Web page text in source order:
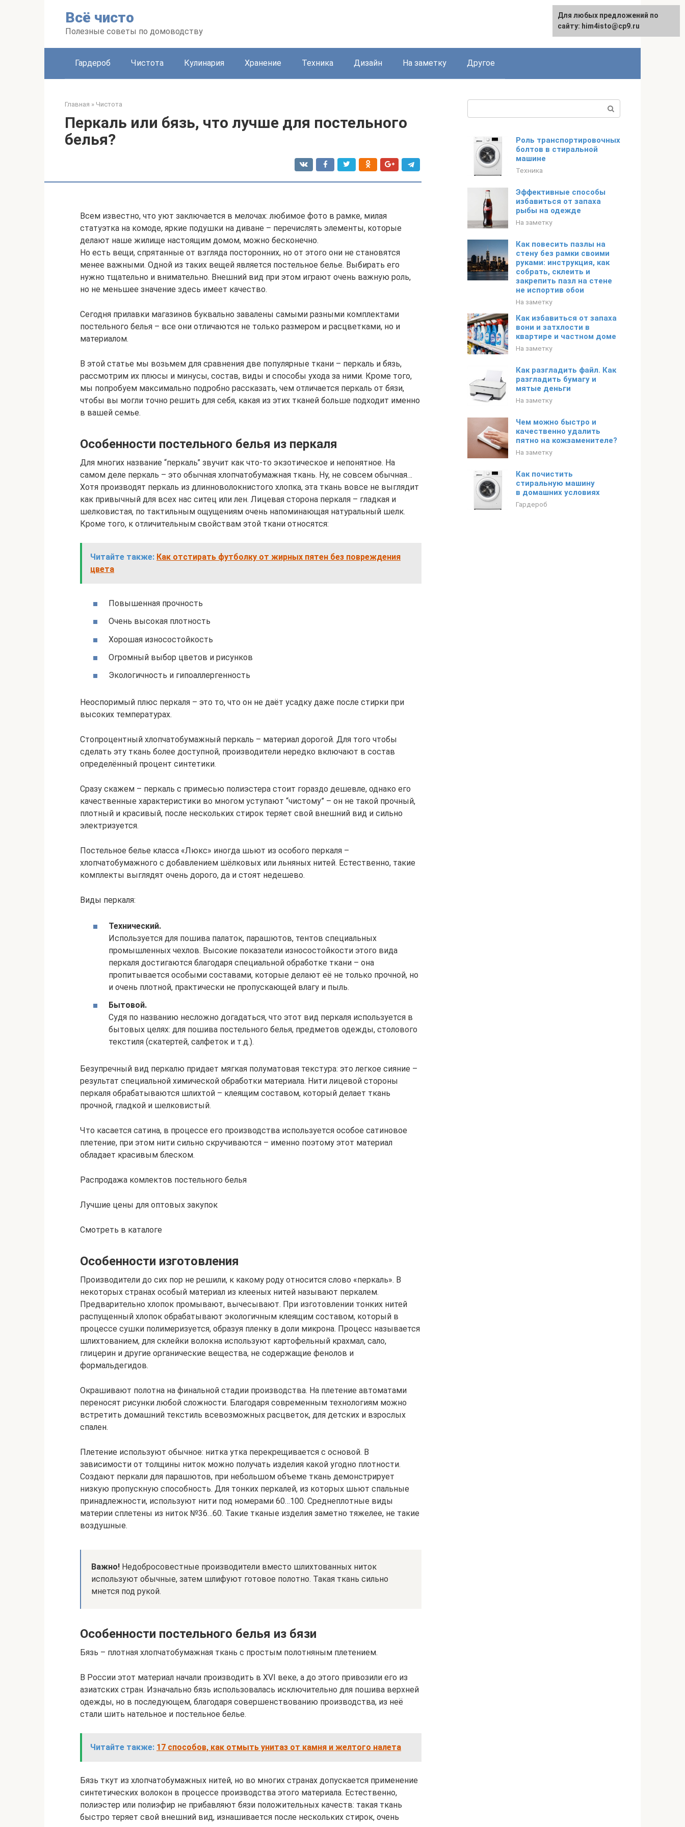
Всё чисто
Полезные советы по домоводству
Гардероб Чистота Кулинария Хранение Техника Дизайн На заметку Другое
Главная » Чистота
Перкаль или бязь, что лучше для постельного
белья?
Всем известно, что уют заключается в мелочах: любимое фото в рамке, милая
статуэтка на комоде, яркие подушки на диване – перечислять элементы, которые
делают наше жилище настоящим домом, можно бесконечно.
Но есть вещи, спрятанные от взгляда посторонних, но от этого они не становятся
менее важными. Одной из таких вещей является постельное белье. Выбирать его
нужно тщательно и внимательно. Внешний вид при этом играют очень важную роль,
но не меньшее значение здесь имеет качество.
Сегодня прилавки магазинов буквально завалены самыми разными комплектами
постельного белья – все они отличаются не только размером и расцветками, но и
материалом.
В этой статье мы возьмем для сравнения две популярные ткани – перкаль и бязь,
рассмотрим их плюсы и минусы, состав, виды и способы ухода за ними. Кроме того,
мы попробуем максимально подробно рассказать, чем отличается перкаль от бязи,
чтобы вы могли точно решить для себя, какая из этих тканей больше подходит именно
в вашей семье.
Особенности постельного белья из перкаля
Для многих название “перкаль” звучит как что-то экзотическое и непонятное. На
самом деле перкаль – это обычная хлопчатобумажная ткань. Ну, не совсем обычная…
Хотя производят перкаль из длинноволокнистого хлопка, эта ткань вовсе не выглядит
как привычный для всех нас ситец или лен. Лицевая сторона перкаля – гладкая и
шелковистая, по тактильным ощущениям очень напоминающая натуральный шелк.
Кроме того, к отличительным свойствам этой ткани относятся:
Читайте также: Как отстирать футболку от жирных пятен без повреждения
цвета
Повышенная прочность
Очень высокая плотность
Хорошая износостойкость
Огромный выбор цветов и рисунков
Экологичность и гипоаллергенность
Неоспоримый плюс перкаля – это то, что он не даёт усадку даже после стирки при
высоких температурах.
Стопроцентный хлопчатобумажный перкаль – материал дорогой. Для того чтобы
сделать эту ткань более доступной, производители нередко включают в состав
определённый процент синтетики.
Сразу скажем – перкаль с примесью полиэстера стоит гораздо дешевле, однако его
качественные характеристики во многом уступают “чистому” – он не такой прочный,
плотный и красивый, после нескольких стирок теряет свой внешний вид и сильно
электризуется.
Постельное белье класса «Люкс» иногда шьют из особого перкаля –
хлопчатобумажного с добавлением шёлковых или льняных нитей. Естественно, такие
комплекты выглядят очень дорого, да и стоят недешево.
Виды перкаля:
Технический.
Используется для пошива палаток, парашютов, тентов специальных
промышленных чехлов. Высокие показатели износостойкости этого вида
перкаля достигаются благодаря специальной обработке ткани – она
пропитывается особыми составами, которые делают её не только прочной, но
и очень плотной, практически не пропускающей влагу и пыль.
Бытовой.
Судя по названию несложно догадаться, что этот вид перкаля используется в
бытовых целях: для пошива постельного белья, предметов одежды, столового
текстиля (скатертей, салфеток и т.д.).
Безупречный вид перкалю придает мягкая полуматовая текстура: это легкое сияние –
результат специальной химической обработки материала. Нити лицевой стороны
перкаля обрабатываются шлихтой – клеящим составом, который делает ткань
прочной, гладкой и шелковистый.
Что касается сатина, в процессе его производства используется особое сатиновое
плетение, при этом нити сильно скручиваются – именно поэтому этот материал
обладает красивым блеском.
Распродажа комлектов постельного белья
Лучшие цены для оптовых закупок
Смотреть в каталоге
Особенности изготовления
Производители до сих пор не решили, к какому роду относится слово «перкаль». В
некоторых странах особый материал из клееных нитей называют перкалем.
Предварительно хлопок промывают, вычесывают. При изготовлении тонких нитей
распущенный хлопок обрабатывают экологичным клеящим составом, который в
процессе сушки полимеризуется, образуя пленку в доли микрона. Процесс называется
шлихтованием, для склейки волокна используют картофельный крахмал, сало,
глицерин и другие органические вещества, не содержащие фенолов и
формальдегидов.
Окрашивают полотна на финальной стадии производства. На плетение автоматами
переносят рисунки любой сложности. Благодаря современным технологиям можно
встретить домашний текстиль всевозможных расцветок, для детских и взрослых
спален.
Плетение используют обычное: нитка утка перекрещивается с основой. В
зависимости от толщины ниток можно получать изделия какой угодно плотности.
Создают перкали для парашютов, при небольшом объеме ткань демонстрирует
низкую пропускную способность. Для тонких перкалей, из которых шьют спальные
принадлежности, используют нити под номерами 60…100. Среднеплотные виды
материи сплетены из ниток №36…60. Такие тканые изделия заметно тяжелее, не такие
воздушные.
Важно! Недобросовестные производители вместо шлихтованных ниток
используют обычные, затем шлифуют готовое полотно. Такая ткань сильно
мнется под рукой.
Особенности постельного белья из бязи
Бязь – плотная хлопчатобумажная ткань с простым полотняным плетением.
В России этот материал начали производить в XVI веке, а до этого привозили его из
азиатских стран. Изначально бязь использовалась исключительно для пошива верхней
одежды, но в последующем, благодаря совершенствованию производства, из неё
стали шить нательное и постельное белье.
Читайте также: 17 способов, как отмыть унитаз от камня и желтого налета
Бязь ткут из хлопчатобумажных нитей, но во многих странах допускается применение
синтетических волокон в процессе производства этого материала. Естественно,
полиэстер или полиэфир не прибавляют бязи положительных качеств: такая ткань
быстро теряет свой внешний вид, изнашивается после нескольких стирок, очень
Роль транспортировочных
болтов в стиральной
машине
Техника
Эффективные способы
избавиться от запаха
рыбы на одежде
На заметку
Как повесить пазлы на
стену без рамки своими
руками: инструкция, как
собрать, склеить и
закрепить пазл на стене
не испортив обои
На заметку
Как избавиться от запаха
вони и затхлости в
квартире и частном доме
На заметку
Как разгладить файл. Как
разгладить бумагу и
мятые деньги
На заметку
Чем можно быстро и
качественно удалить
пятно на кожзаменителе?
На заметку
Как почистить
стиральную машину
в домашних условиях
Гардероб
Для любых предложений по
сайту: him4isto@cp9.ru